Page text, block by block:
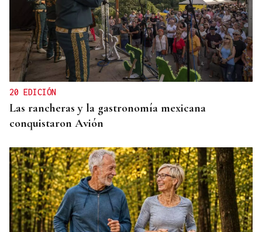
SE JUEGAN EL TÍTULO
La final del cuadro de dobles ya está servida en el
Torneo Internacional Cidade de Ourense
20 EDICIÓN
Las rancheras y la gastronomía mexicana
conquistaron Avión